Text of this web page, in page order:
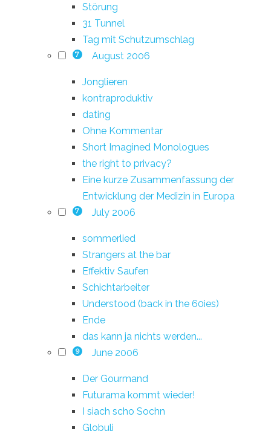
Störung
31 Tunnel
Tag mit Schutzumschlag
7 August 2006
Jonglieren
kontraproduktiv
dating
Ohne Kommentar
Short Imagined Monologues
the right to privacy?
Eine kurze Zusammenfassung der
Entwicklung der Medizin in Europa
7 July 2006
sommerlied
Strangers at the bar
Effektiv Saufen
Schichtarbeiter
Understood (back in the 60ies)
Ende
das kann ja nichts werden...
9 June 2006
Der Gourmand
Futurama kommt wieder!
I siach scho Sochn
Globuli